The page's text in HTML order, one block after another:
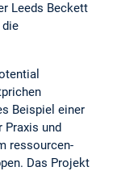
Leeds Beckett
Beispiel einer
Praxis und
ressourcen-
Das Projekt